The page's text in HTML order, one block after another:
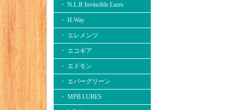
・ N.L.R Invincible Lures
・ H.Way
・ エレメンツ
・ エコギア
・ エドモン
・ エバーグリーン
・ MPB LURES